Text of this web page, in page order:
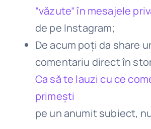
“văzute” în mesajele
de pe Instagram;
De acum poți da share
comentariu direct în
Ca să te lauzi cu ce
primești
pe un anumit subiect,